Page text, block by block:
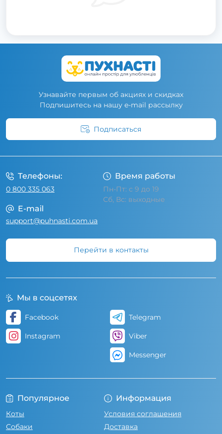
Узнавайте первым об акциях и скидках
Подпишитесь на нашу e-mail рассылку
Подписаться
Телефоны:
0 800 335 063
Время работы
Пн-Пт: с 9 до 19
Сб, Вс: выходные
E-mail
support@puhnasti.com.ua
Перейти в контакты
Популярное
Коты
Собаки
Информация
Условия соглашения
Доставка
Мы в соцсетях
Facebook
Instagram
Telegram
Viber
Messenger